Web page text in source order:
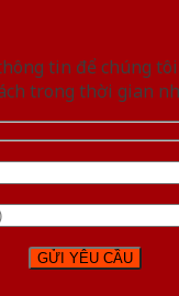
tin để chúng
trong thời gian